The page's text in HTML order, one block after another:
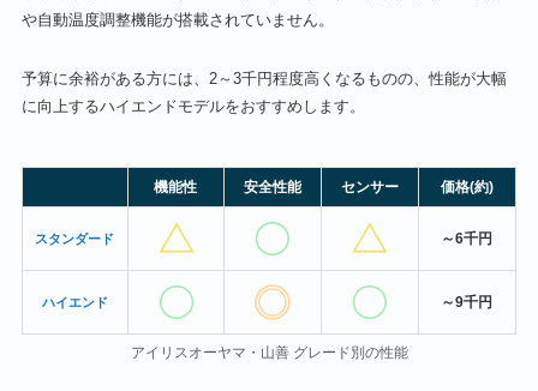
や自動温度調整機能が搭載されていません。
予算に余裕がある方には、2～3千円程度高くなるものの、性能が大幅
に向上するハイエンドモデルをおすすめします。
機能性 安全性能 センサー 価格(約)
スタンダード ～6千円
ハイエンド ～9千円
アイリスオーヤマ・山善 グレード別の性能